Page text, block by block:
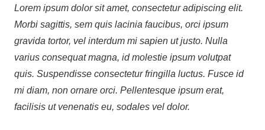
Lorem ipsum dolor sit amet, consectetur adipiscing elit.
Morbi sagittis, sem quis lacinia faucibus, orci ipsum
gravida tortor, vel interdum mi sapien ut justo. Nulla
varius consequat magna, id molestie ipsum volutpat
quis. Suspendisse consectetur fringilla luctus. Fusce id
mi diam, non ornare orci. Pellentesque ipsum erat,
facilisis ut venenatis eu, sodales vel dolor.